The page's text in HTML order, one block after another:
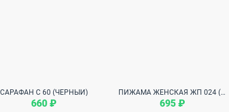
САРАФАН С 60 (ЧЕРНЫЙ)
660 ₽
ПИЖАМА ЖЕНСКАЯ ЖП 024 (РОЗОВЫЙ+ПРИНТ АРБУЗЫ)
695 ₽